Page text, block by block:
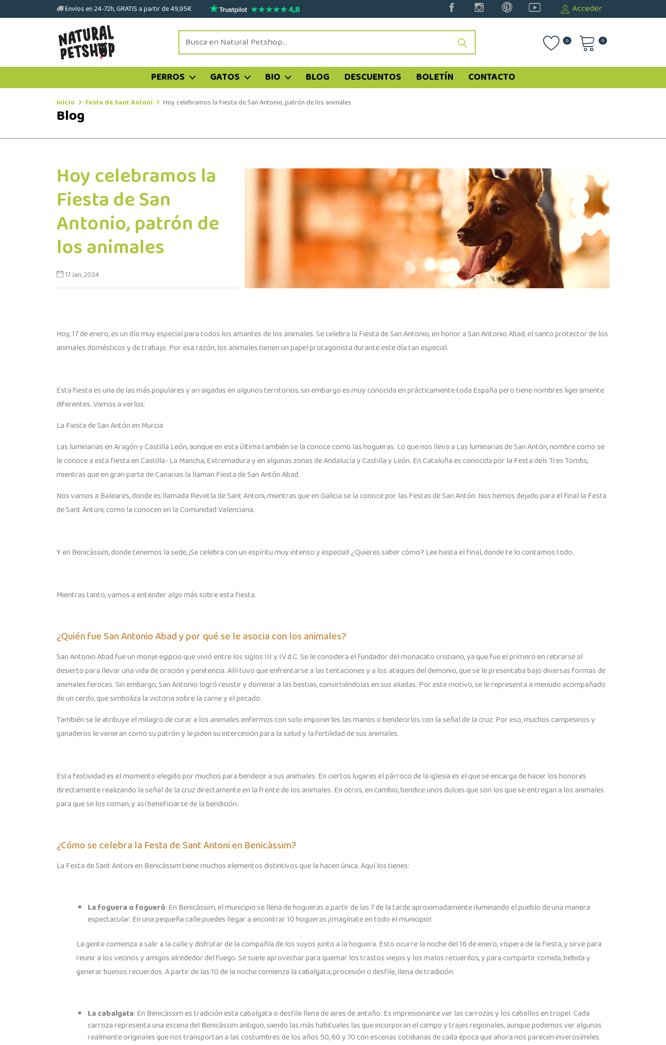
Envíos en 24-72h, GRATIS a partir de 49,95€ Acceder
0 0
PERROS GATOS BIO BLOG DESCUENTOS BOLETÍN CONTACTO
Inicio Festa de Sant Antoni Hoy celebramos la Fiesta de San Antonio, patrón de los animales
Blog
Hoy celebramos la
Fiesta de San
Antonio, patrón de
los animales
17 Jan, 2024
Hoy, 17 de enero, es un día muy especial para todos los amantes de los animales. Se celebra la Fiesta de San Antonio, en honor a San Antonio Abad, el santo protector de los
animales domésticos y de trabajo. Por esa razón, los animales tienen un papel protagonista durante este día tan especial.
Esta fiesta es una de las más populares y arraigadas en algunos territorios, sin embargo es muy conocida en prácticamente toda España pero tiene nombres ligeramente
diferentes. Vamos a verlos:
La Fiesta de San Antón en Murcia
Las luminarias en Aragón y Castilla León, aunque en esta última también se la conoce como las hogueras. Lo que nos lleva a Las luminarias de San Antón, nombre como se
le conoce a esta fiesta en Castilla- La Mancha, Extremadura y en algunas zonas de Andalucía y Castilla y León. En Cataluña es conocida por la Festa dels Tres Tombs,
mientras que en gran parte de Canarias la llaman Fiesta de San Antón Abad.
Nos vamos a Baleares, donde es llamada Revetla de Sant Antoni, mientras que en Galicia se la conoce por las Festas de San Antón. Nos hemos dejado para el final la Festa
de Sant Antoni, como la conocen en la Comunidad Valenciana.
Y en Benicàssim, donde tenemos la sede, ¡Se celebra con un espíritu muy intenso y especial! ¿Quieres saber cómo? Lee hasta el final, donde te lo contamos todo.
Mientras tanto, vamos a entender algo más sobre esta fiesta.
¿Quién fue San Antonio Abad y por qué se le asocia con los animales?
San Antonio Abad fue un monje egipcio que vivió entre los siglos III y IV d.C. Se le considera el fundador del monacato cristiano, ya que fue el primero en retirarse al
desierto para llevar una vida de oración y penitencia. Allí tuvo que enfrentarse a las tentaciones y a los ataques del demonio, que se le presentaba bajo diversas formas de
animales feroces. Sin embargo, San Antonio logró resistir y dominar a las bestias, convirtiéndolas en sus aliadas. Por este motivo, se le representa a menudo acompañado
de un cerdo, que simboliza la victoria sobre la carne y el pecado.
También se le atribuye el milagro de curar a los animales enfermos con solo imponerles las manos o bendecirlos con la señal de la cruz. Por eso, muchos campesinos y
ganaderos le veneran como su patrón y le piden su intercesión para la salud y la fertilidad de sus animales.
Esta festividad es el momento elegido por muchos para bendecir a sus animales. En ciertos lugares el párroco de la iglesia es el que se encarga de hacer los honores
directamente realizando la señal de la cruz directamente en la frente de los animales. En otros, en cambio, bendice unos dulces que son los que se entregan a los animales
para que se los coman, y así beneficiarse de la bendición.
¿Cómo se celebra la Festa de Sant Antoni en Benicàssim?
La Festa de Sant Antoni en Benicàssim tiene muchos elementos distintivos que la hacen única. Aquí los tienes:
La foguera o fogueró: En Benicàssim, el municipio se llena de hogueras a partir de las 7 de la tarde aproximadamente iluminando el pueblo de una manera
espectacular. En una pequeña calle puedes llegar a encontrar 10 hogueras ¡Imagínate en todo el municipio!.
La gente comienza a salir a la calle y disfrutar de la compañía de los suyos junto a la hoguera. Esto ocurre la noche del 16 de enero, víspera de la fiesta, y sirve para
reunir a los vecinos y amigos alrededor del fuego. Se suele aprovechar para quemar los trastos viejos y los malos recuerdos, y para compartir comida, bebida y
generar buenos recuerdos. A partir de las 10 de la noche comienza la cabalgata, procesión o desfile, llena de tradición.
La cabalgata: En Benicàssim es tradición esta cabalgata o desfile llena de aires de antaño. Es impresionante ver las carrozas y los caballos en tropel. Cada
carroza representa una escena del Benicàssim antiguo, siendo las más habituales las que incorporan el campo y trajes regionales, aunque podemos ver algunas
realmente originales que nos transportan a las costumbres de los años 50, 60 y 70 con escenas cotidianas de cada época que ahora nos parecen inverosímiles.